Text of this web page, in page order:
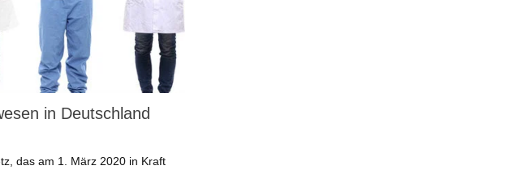
in Deutschland
das am 1. März 2020 in Kraft